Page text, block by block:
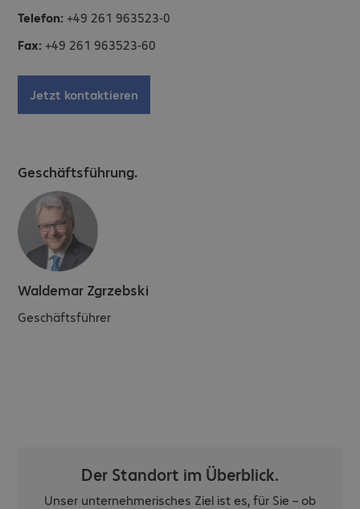
Telefon: +49 261 963523-0
Fax: +49 261 963523-60
Jetzt kontaktieren
Geschäftsführung.
Waldemar Zgrzebski
Geschäftsführer
Der Standort im Überblick.
Unser unternehmerisches Ziel ist es, für Sie – ob